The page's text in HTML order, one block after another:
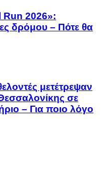
2026»:
δρόμου – Πότε θα
μετέτρεψαν
σε
– Για ποιο λόγο